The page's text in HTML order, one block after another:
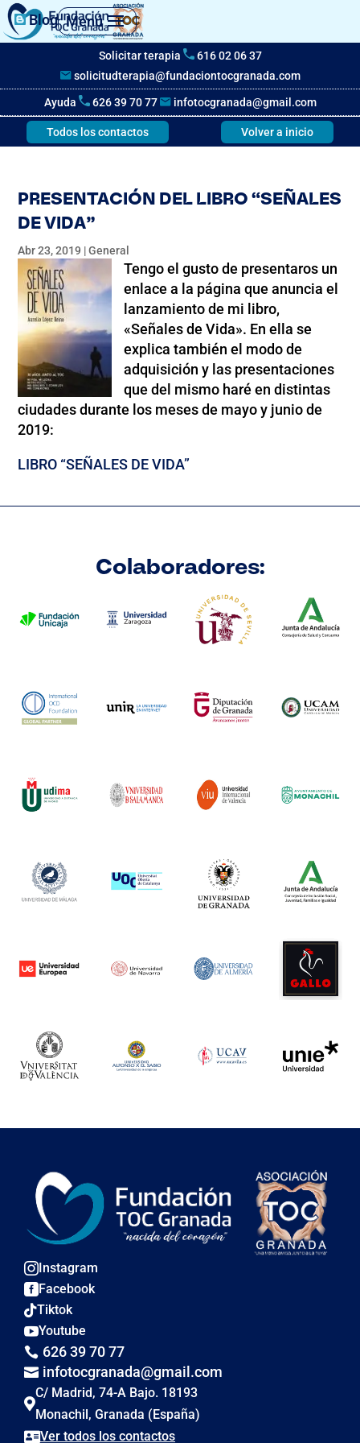
Blog Menú
Solicitar terapia
616 02 06 37
solicitudterapia@fundaciontocgranada.com
Ayuda 626 39 70 77 infotocgranada@gmail.com
Todos los contactos Volver a inicio
PRESENTACIÓN DEL LIBRO “SEÑALES
DE VIDA”
Abr 23, 2019 |General
Tengo el gusto de presentaros un
enlace a la página que anuncia el
lanzamiento de mi libro,
«Señales de Vida». En ella se
explica también el modo de
adquisición y las presentaciones
que del mismo haré en distintas
ciudades durante los meses de mayo y junio de
2019:
LIBRO “SEÑALES DE VIDA”
Colaboradores:
Instagram
Facebook
Tiktok
Youtube
 626 39 70 77
 infotocgranada@gmail.com

C/ Madrid, 74-A Bajo. 18193
Monachil, Granada (España)
Ver todos los contactos